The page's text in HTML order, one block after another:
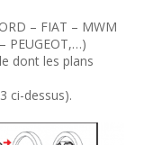
– FIAT – MWM
PEUGEOT,…)
dont les plans
ci-dessus).